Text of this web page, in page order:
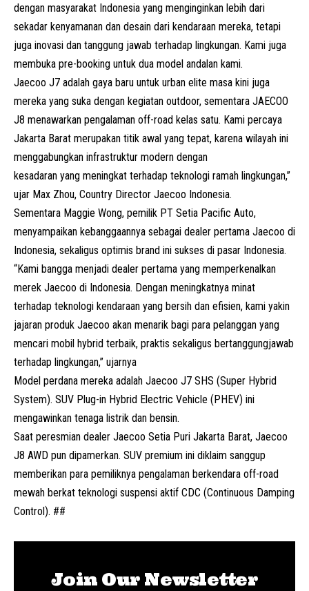
dengan masyarakat Indonesia yang menginginkan lebih dari
sekadar kenyamanan dan desain dari kendaraan mereka, tetapi
juga inovasi dan tanggung jawab terhadap lingkungan. Kami juga
membuka pre-booking untuk dua model andalan kami.
Jaecoo J7 adalah gaya baru untuk urban elite masa kini juga
mereka yang suka dengan kegiatan outdoor, sementara JAECOO
J8 menawarkan pengalaman off-road kelas satu. Kami percaya
Jakarta Barat merupakan titik awal yang tepat, karena wilayah ini
menggabungkan infrastruktur modern dengan
kesadaran yang meningkat terhadap teknologi ramah lingkungan,”
ujar Max Zhou, Country Director Jaecoo Indonesia.
Sementara Maggie Wong, pemilik PT Setia Pacific Auto,
menyampaikan kebanggaannya sebagai dealer pertama Jaecoo di
Indonesia, sekaligus optimis brand ini sukses di pasar Indonesia.
“Kami bangga menjadi dealer pertama yang memperkenalkan
merek Jaecoo di Indonesia. Dengan meningkatnya minat
terhadap teknologi kendaraan yang bersih dan efisien, kami yakin
jajaran produk Jaecoo akan menarik bagi para pelanggan yang
mencari mobil hybrid terbaik, praktis sekaligus bertanggungjawab
terhadap lingkungan,” ujarnya
Model perdana mereka adalah Jaecoo J7 SHS (Super Hybrid
System). SUV Plug-in Hybrid Electric Vehicle (PHEV) ini
mengawinkan tenaga listrik dan bensin.
Saat peresmian dealer Jaecoo Setia Puri Jakarta Barat, Jaecoo
J8 AWD pun dipamerkan. SUV premium ini diklaim sanggup
memberikan para pemiliknya pengalaman berkendara off-road
mewah berkat teknologi suspensi aktif CDC (Continuous Damping
Control). ##
Join Our Newsletter